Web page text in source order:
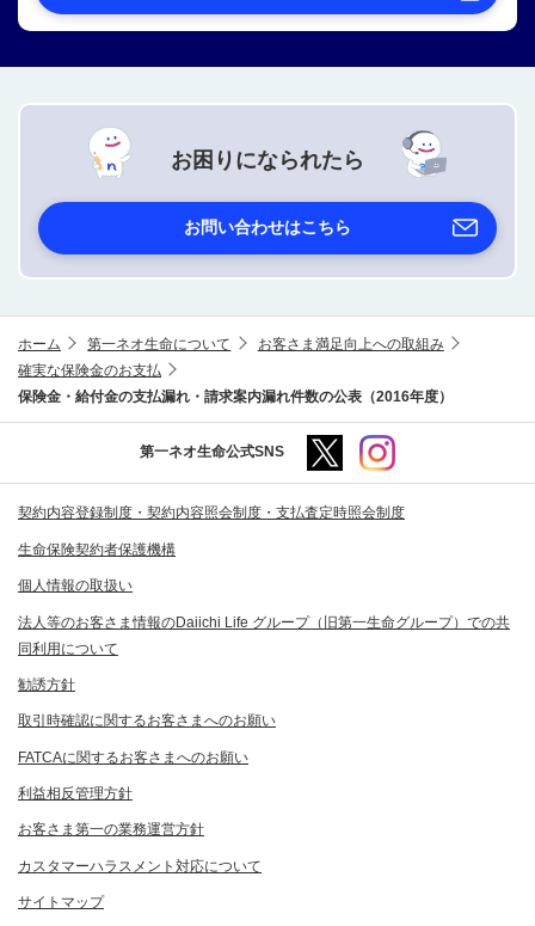
お困りになられたら
お問い合わせはこちら
ホーム 第一ネオ生命について
お客さま満足向上への取組み
確実な保険金のお支払
保険金・給付金の支払漏れ・請求案内漏れ件数の公表（2016年度）
第一ネオ生命公式SNS
契約内容登録制度・契約内容照会制度・支払査定時照会制度
生命保険契約者保護機構
個人情報の取扱い
法人等のお客さま情報のDaiichi Life グループ（旧第一生命グループ）での共
同利用について
勧誘方針
取引時確認に関するお客さまへのお願い
FATCAに関するお客さまへのお願い
利益相反管理方針
お客さま第一の業務運営方針
カスタマーハラスメント対応について
サイトマップ